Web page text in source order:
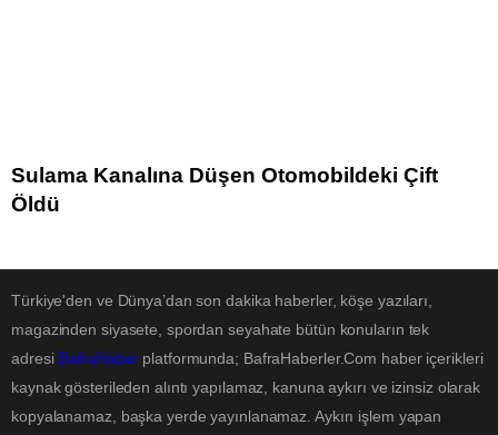
Sulama Kanalına Düşen Otomobildeki Çift
Öldü
Türkiye'den ve Dünya’dan son dakika haberler, köşe yazıları,
magazinden siyasete, spordan seyahate bütün konuların tek
adresi BafraHaber platformunda; BafraHaberler.Com haber içerikleri
kaynak gösterileden alıntı yapılamaz, kanuna aykırı ve izinsiz olarak
kopyalanamaz, başka yerde yayınlanamaz. Aykırı işlem yapan